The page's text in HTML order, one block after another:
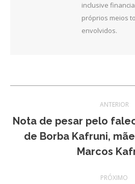
inclusive
próprios meios
envolvidos.
de
post:
ANTERIOR
Post
Nota de pesar pelo
de Borba Kafruni,
Marcos
PRÓXIMO